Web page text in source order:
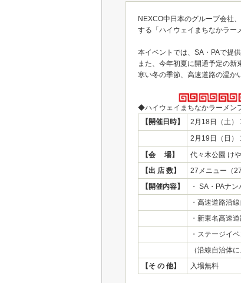
NEXCO中日本のグループ会社
する「ハイウェイまちなかラー
本イベントでは、SA・PAで提
また、今年初夏に開通予定の新
寒い冬の季節、高速道路の温か
◆ハイウェイまちなかラーメン
【開催日時】
2月18日（土）
2月19日（日）
【会 場】
代々木公園 け
【出 店 数】
27メニュー（27
【開催内容】
・ SA・PAナ
・高速道路沿
・新東名高速
・ステージイベ
（沿線自治体
【そ の 他】
入場無料